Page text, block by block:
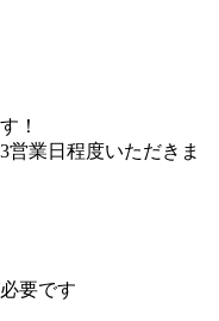
！
業日程度いただきま
要です